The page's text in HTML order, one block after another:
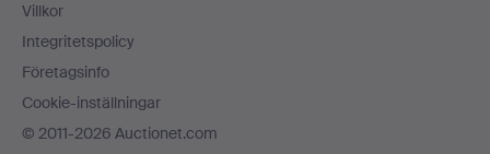
Villkor
Integritetspolicy
Företagsinfo
Cookie-inställningar
© 2011-2026 Auctionet.com